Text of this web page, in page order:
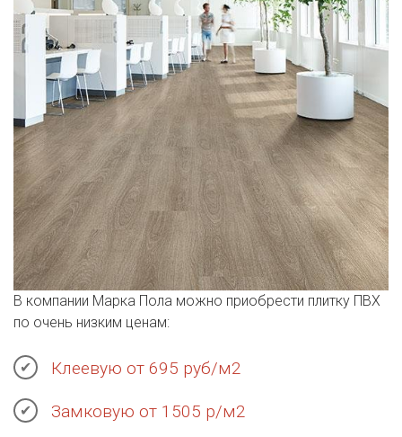
В компании Марка Пола можно приобрести плитку ПВХ
по очень низким ценам:
Клеевую от 695 руб/м2
Замковую от 1505 р/м2